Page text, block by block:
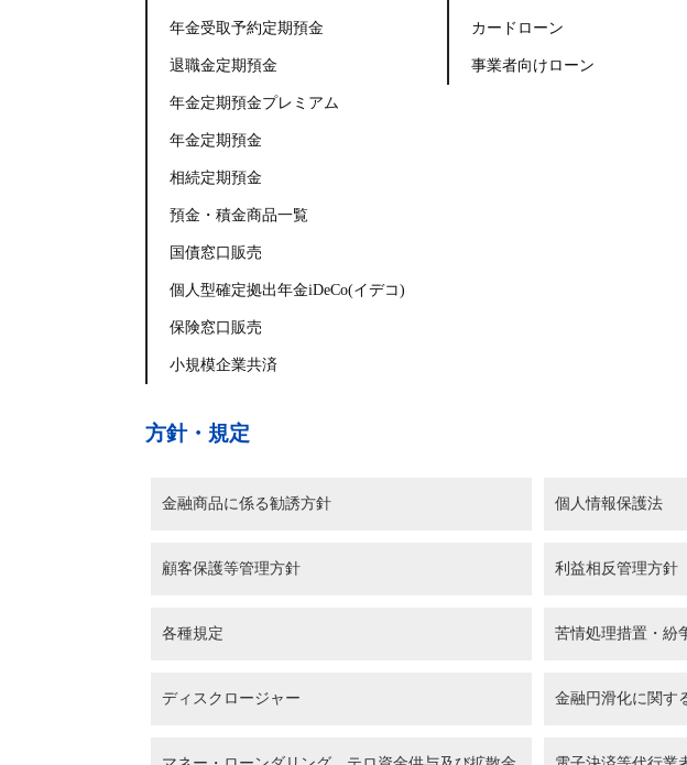
年金受取予約定期預金
退職金定期預金
年金定期預金プレミアム
年金定期預金
相続定期預金
預金・積金商品一覧
国債窓口販売
個人型確定拠出年金iDeCo(イデコ)
保険窓口販売
小規模企業共済
カードローン
事業者向けローン
方針・規定
金融商品に係る勧誘方針 個人情報保護法
顧客保護等管理方針 利益相反管理方針
各種規定 苦情処理措置・紛
ディスクロージャー 金融円滑化に関す